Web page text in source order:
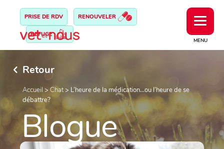
MENU
PRISE DE RDV RENOUVELER
REFUGE
Retour
Accueil >Chat> L’heure de la médication…ou l’heure de se
débattre?
Blogue